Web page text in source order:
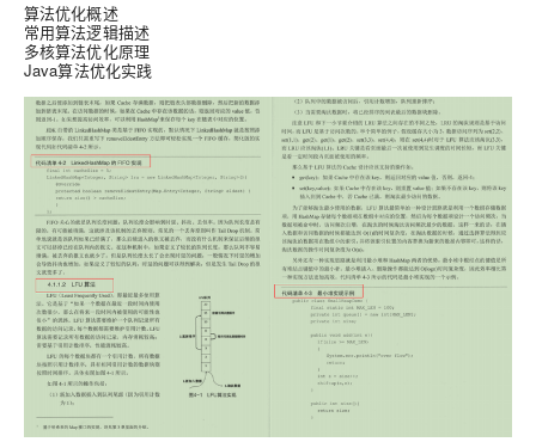
算法优化概述
常用算法逻辑描述
多核算法优化原理
Java算法优化实践